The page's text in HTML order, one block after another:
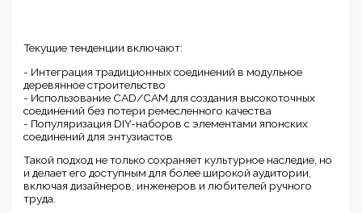
Текущие тенденции включают:
- Интеграция традиционных соединений в модульное
деревянное строительство
- Использование CAD/CAM для создания высокоточных
соединений без потери ремесленного качества
- Популяризация DIY-наборов с элементами японских
соединений для энтузиастов
Такой подход не только сохраняет культурное наследие, но
и делает его доступным для более широкой аудитории,
включая дизайнеров, инженеров и любителей ручного
труда.